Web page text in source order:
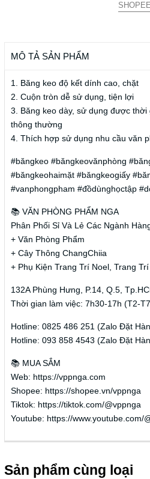
SHOPEE
MÔ TẢ SẢN PHẨM
1. Băng keo độ kết dính cao, chặt
2. Cuộn tròn dễ sử dụng, tiện lợi
3. Băng keo dày, sử dụng được thời
thông thường
4. Thích hợp sử dụng nhu cầu văn
#băngkeo #băngkeovănphòng
#băngkeohaimặt #băngkeogiấy
#vanphongpham #đồdùnghọctập
📚 VĂN PHÒNG PHẨM NGA
Phân Phối Sỉ Và Lẻ Các Ngành
+ Văn Phòng Phẩm
+ Cây Thông ChangChiia
+ Phụ Kiện Trang Trí Noel, Trang
132A Phùng Hưng, P.14, Q.5,
Thời gian làm việc: 7h30-17h (T2-
Hotline: 0825 486 251 (Zalo Đặt
Hotline: 093 858 4543 (Zalo Đặt
📚 MUA SẮM
Web: https://vppnga.com
Shopee: https://shopee.vn/vppnga
Tiktok: https://tiktok.com/@vppnga
Youtube: https://www.youtube.com/
Sản phẩm cùng loại